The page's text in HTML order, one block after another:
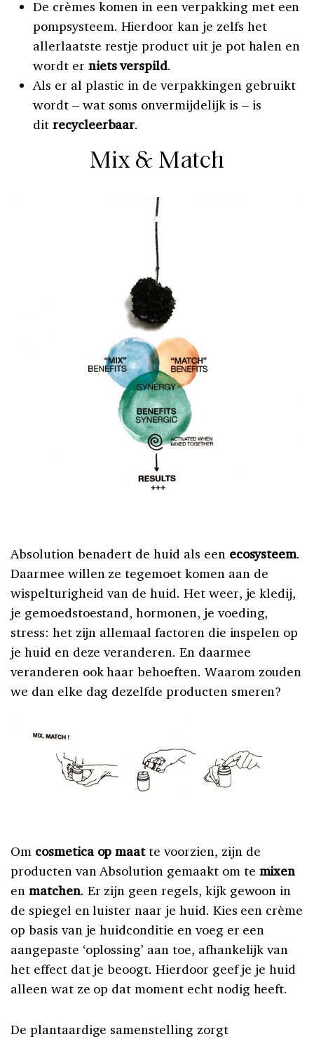
De crèmes komen in een verpakking met een
pompsysteem. Hierdoor kan je zelfs het
allerlaatste restje product uit je pot halen en
wordt er niets verspild.
Als er al plastic in de verpakkingen gebruikt
wordt – wat soms onvermijdelijk is – is
dit recycleerbaar.
Mix & Match
Absolution benadert de huid als een ecosysteem.
Daarmee willen ze tegemoet komen aan de
wispelturigheid van de huid. Het weer, je kledij,
je gemoedstoestand, hormonen, je voeding,
stress: het zijn allemaal factoren die inspelen op
je huid en deze veranderen. En daarmee
veranderen ook haar behoeften. Waarom zouden
we dan elke dag dezelfde producten smeren?
Om cosmetica op maatte voorzien, zijn de
producten van Absolution gemaakt om te mixen
enmatchen. Er zijn geen regels, kijk gewoon in
de spiegel en luister naar je huid. Kies een crème
op basis van je huidconditie en voeg er een
aangepaste ‘oplossing’ aan toe, afhankelijk van
het effect dat je beoogt. Hierdoor geef je je huid
alleen wat ze op dat moment echt nodig heeft.
De plantaardige samenstelling zorgt